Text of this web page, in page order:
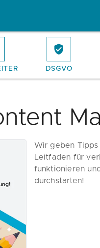
DSGVO
Wir geben Tipps
Leitfaden für
funktionieren
durchstarten!